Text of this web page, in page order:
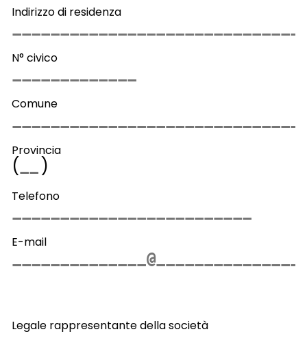
Indirizzo di residenza
N° civico
Comune
Provincia
( )
Telefono
E-mail
Legale rappresentante della società